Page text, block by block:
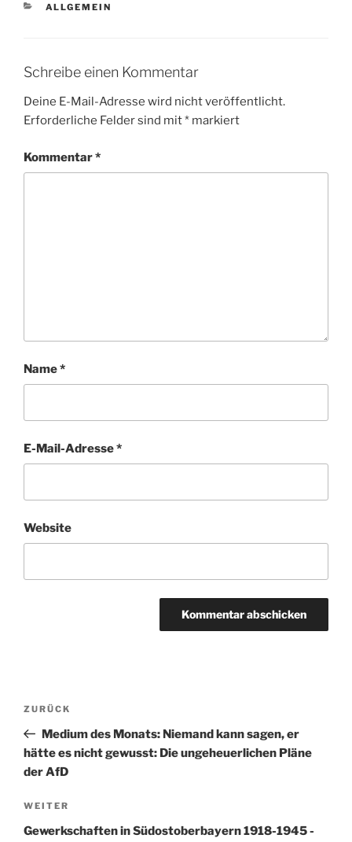
KATEGORIEN
ALLGEMEIN
Schreibe einen Kommentar
Deine E-Mail-Adresse wird nicht veröffentlicht.
Erforderliche Felder sind mit* markiert
Kommentar*
Name*
E-Mail-Adresse*
Website
Beitragsnavigation
Vorheriger
Beitrag
ZURÜCK
Medium des Monats: Niemand kann sagen, er
hätte es nicht gewusst: Die ungeheuerlichen Pläne
der AfD
Nächster
Beitrag
WEITER
Gewerkschaften in Südostoberbayern 1918-1945 -